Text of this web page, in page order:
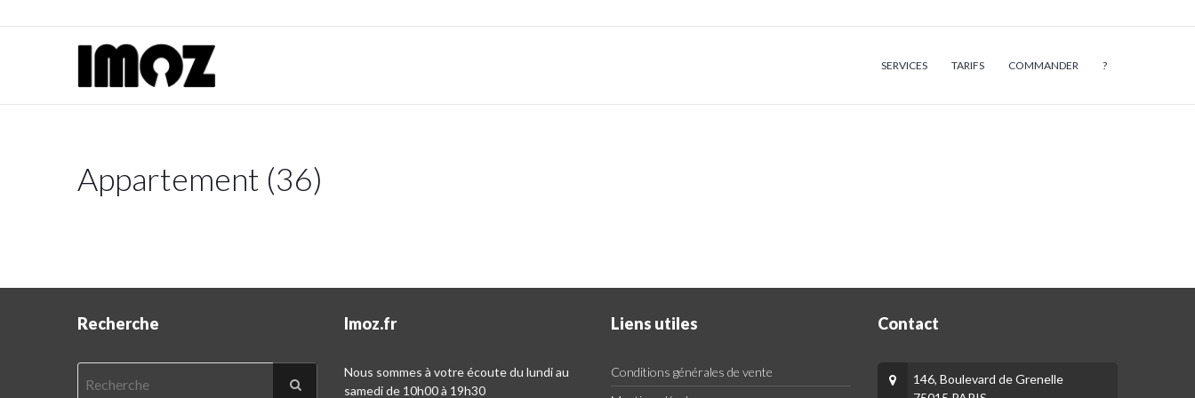
SERVICES TARIFS COMMANDER ?
Appartement (36)
Recherche Imoz.fr
Nous sommes à votre écoute du lundi au
samedi de 10h00 à 19h30
Liens utiles
Conditions générales de vente
Contact
146, Boulevard de Grenelle